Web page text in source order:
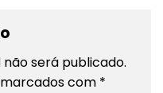
será publicado.
com *